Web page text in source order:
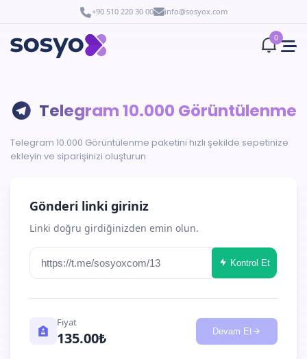
+90 510 220 30 00 info@sosyox.com
0
Telegram 10.000 Görüntülenme
Telegram 10.000 Görüntülenme paketini hızlı şekilde sepetinize
ekleyin ve siparişinizi oluşturun
Gönderi linki giriniz
Linki doğru girdiğinizden emin olun.
Kontrol Et
Fiyat
135.00₺ Devam Et